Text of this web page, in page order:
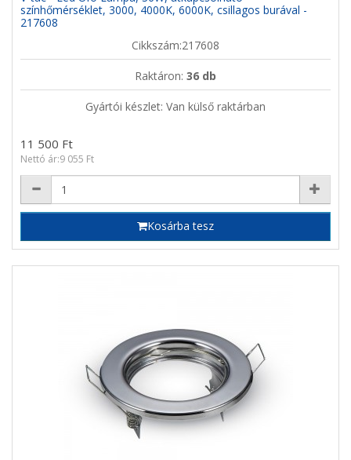
színhőmérséklet, 3000, 4000K, 6000K, csillagos burával -
217608
Cikkszám:217608
Raktáron: 36 db
Gyártói készlet: Van külső raktárban
11 500 Ft
Nettó ár:9 055 Ft
Kosárba tesz